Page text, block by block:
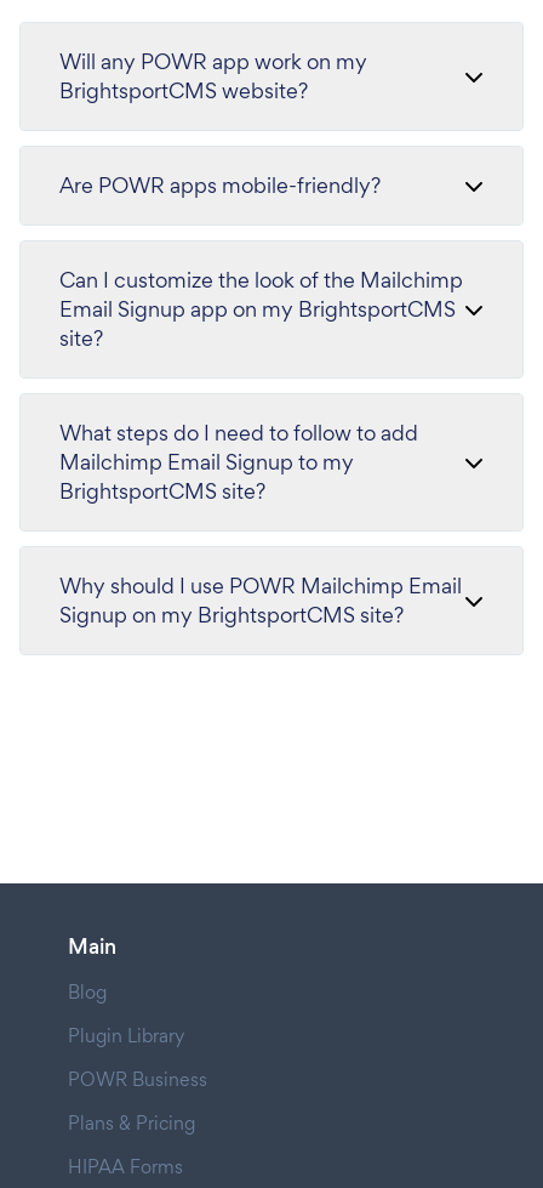
Will any POWR app work on my
BrightsportCMS website?
Are POWR apps mobile-friendly?
Can I customize the look of the Mailchimp
Email Signup app on my BrightsportCMS
site?
What steps do I need to follow to add
Mailchimp Email Signup to my
BrightsportCMS site?
Why should I use POWR Mailchimp Email
Signup on my BrightsportCMS site?
Main
Blog
Plugin Library
POWR Business
Plans & Pricing
HIPAA Forms